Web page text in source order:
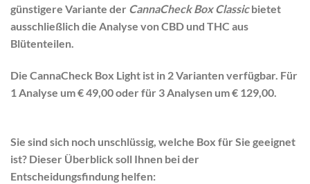
günstigere Variante der CannaCheck Box Classicbietet
ausschließlich die Analyse von CBD und THC aus
Blütenteilen.
Die CannaCheck Box Light ist in 2 Varianten verfügbar. Für
1 Analyse um € 49,00 oder für 3 Analysen um € 129,00.
Sie sind sich noch unschlüssig, welche Box für Sie geeignet
ist? Dieser Überblick soll Ihnen bei der
Entscheidungsfindung helfen: